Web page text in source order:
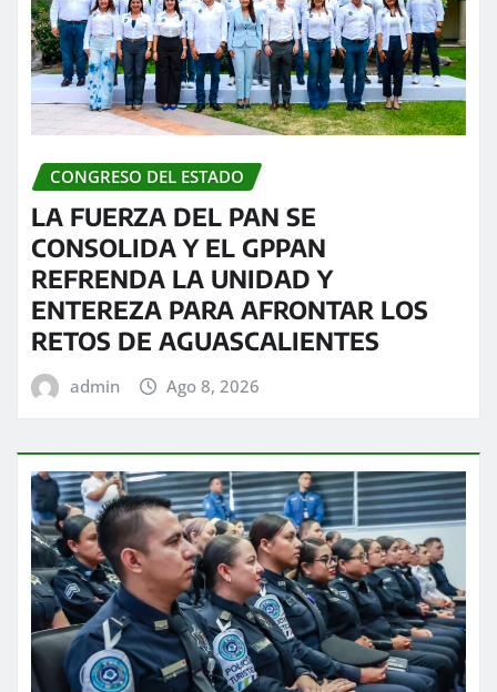
CONGRESO DEL ESTADO
LA FUERZA DEL PAN SE
CONSOLIDA Y EL GPPAN
REFRENDA LA UNIDAD Y
ENTEREZA PARA AFRONTAR LOS
RETOS DE AGUASCALIENTES
admin Ago 8, 2026